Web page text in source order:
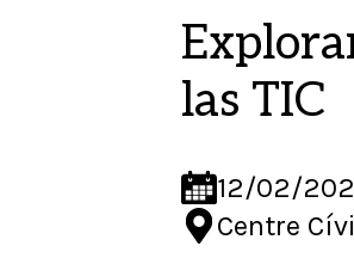
las TIC
12/02/
Centre